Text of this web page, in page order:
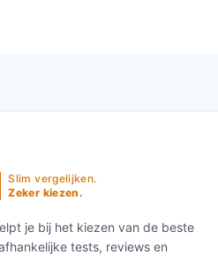
Slim vergelijken.
Zeker kiezen.
je bij het kiezen van de beste
tests, reviews en